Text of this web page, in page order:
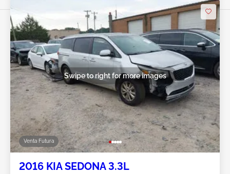
Venta Futura
Swipe to right for more images
2016 KIA SEDONA 3.3L